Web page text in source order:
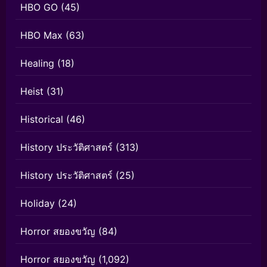
HBO GO (45)
HBO Max (63)
Healing (18)
Heist (31)
Historical (46)
History ประวัติศาสตร์ (313)
History ประวัติศาสตร์ (25)
Holiday (24)
Horror สยองขวัญ (84)
Horror สยองขวัญ (1,092)